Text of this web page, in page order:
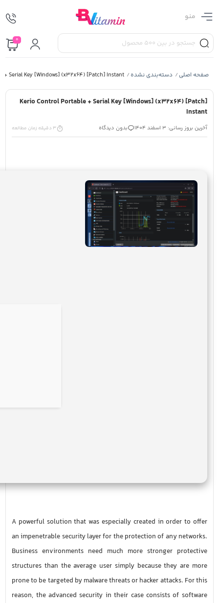
منو
0
صفحه اصلی / دسته‌بندی نشده /
+ Serial Key [Windows] (x32x64) [Patch] Instant
Kerio Control Portable + Serial Key [Windows] (x32x64) [Patch]
Instant
آخرین بروز رسانی: 3 اسفند 1404 بدون دیدگاه 3 دقیقه زمان مطالعه
A powerful solution that was especially created in order to offer
an impenetrable security layer for the protection of any networks.
Business environments need much more stronger protective
structures than the average user simply because they are more
prone to be targeted by malware threats or hacker attacks. For this
reason, the advanced security in their case consists of software